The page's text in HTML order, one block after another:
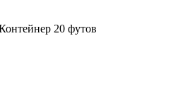
20 футов